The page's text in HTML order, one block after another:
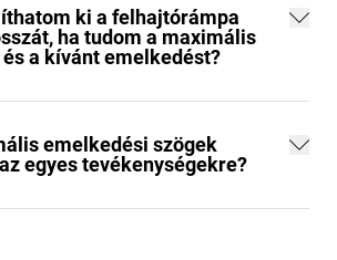
ki a felhajtórámpa
ha tudom a maximális
a kívánt emelkedést?
emelkedési szögek
egyes tevékenységekre?